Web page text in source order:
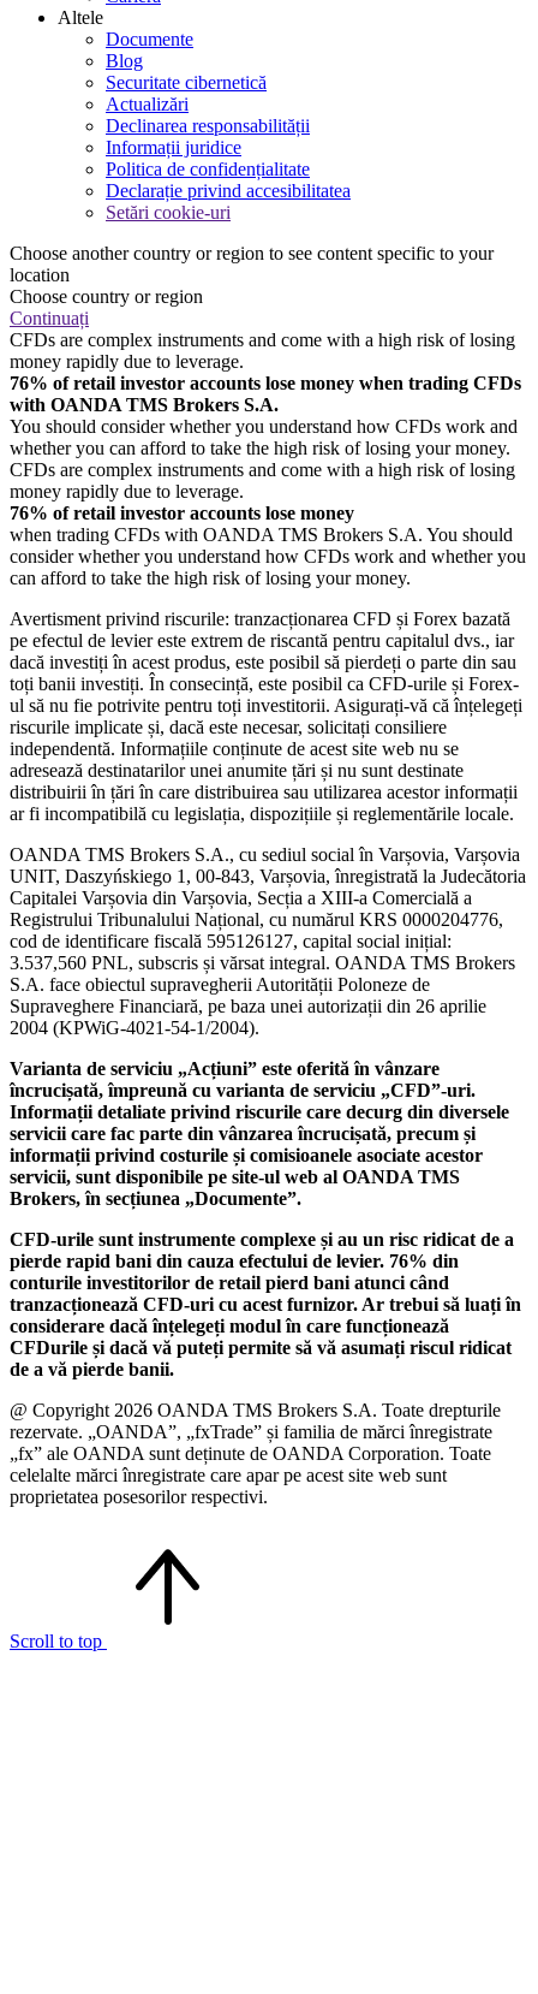
Altele
Documente
Blog
Securitate cibernetică
Actualizări
Declinarea responsabilității
Informații juridice
Politica de confidențialitate
Declarație privind accesibilitatea
Setări cookie-uri
Choose another country or region to see content specific to your
location
Choose country or region
Continuați
CFDs are complex instruments and come with a high risk of losing
money rapidly due to leverage.
76% of retail investor accounts lose money when trading CFDs
with OANDA TMS Brokers S.A.
You should consider whether you understand how CFDs work and
whether you can afford to take the high risk of losing your money.
CFDs are complex instruments and come with a high risk of losing
money rapidly due to leverage.
76% of retail investor accounts lose money
when trading CFDs with OANDA TMS Brokers S.A. You should
consider whether you understand how CFDs work and whether you
can afford to take the high risk of losing your money.
Avertisment privind riscurile: tranzacționarea CFD și Forex bazată
pe efectul de levier este extrem de riscantă pentru capitalul dvs., iar
dacă investiți în acest produs, este posibil să pierdeți o parte din sau
toți banii investiți. În consecință, este posibil ca CFD-urile și Forex-
ul să nu fie potrivite pentru toți investitorii. Asigurați-vă că înțelegeți
riscurile implicate și, dacă este necesar, solicitați consiliere
independentă. Informațiile conținute de acest site web nu se
adresează destinatarilor unei anumite țări și nu sunt destinate
distribuirii în țări în care distribuirea sau utilizarea acestor informații
ar fi incompatibilă cu legislația, dispozițiile și reglementările locale.
OANDA TMS Brokers S.A., cu sediul social în Varșovia, Varșovia
UNIT, Daszyńskiego 1, 00-843, Varșovia, înregistrată la Judecătoria
Capitalei Varșovia din Varșovia, Secția a XIII-a Comercială a
Registrului Tribunalului Național, cu numărul KRS 0000204776,
cod de identificare fiscală 595126127, capital social inițial:
3.537,560 PNL, subscris și vărsat integral. OANDA TMS Brokers
S.A. face obiectul supravegherii Autorității Poloneze de
Supraveghere Financiară, pe baza unei autorizații din 26 aprilie
2004 (KPWiG-4021-54-1/2004).
Varianta de serviciu „Acțiuni” este oferită în vânzare
încrucișată, împreună cu varianta de serviciu „CFD”-uri.
Informații detaliate privind riscurile care decurg din diversele
servicii care fac parte din vânzarea încrucișată, precum și
informații privind costurile și comisioanele asociate acestor
servicii, sunt disponibile pe site-ul web al OANDA TMS
Brokers, în secțiunea „Documente”.
CFD-urile sunt instrumente complexe și au un risc ridicat de a
pierde rapid bani din cauza efectului de levier. 76% din
conturile investitorilor de retail pierd bani atunci când
tranzacționează CFD-uri cu acest furnizor. Ar trebui să luați în
considerare dacă înțelegeți modul în care funcționează
CFDurile și dacă vă puteți permite să vă asumați riscul ridicat
de a vă pierde banii.
@ Copyright 2026 OANDA TMS Brokers S.A. Toate drepturile
rezervate. „OANDA”, „fxTrade” și familia de mărci înregistrate
„fx” ale OANDA sunt deținute de OANDA Corporation. Toate
celelalte mărci înregistrate care apar pe acest site web sunt
proprietatea posesorilor respectivi.
Scroll to top